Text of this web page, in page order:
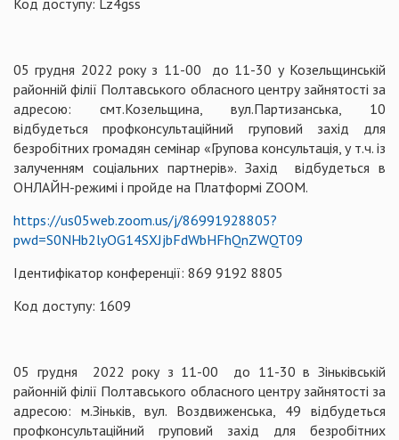
Код доступу: Lz4gss
05 грудня 2022 року з 11-00 до 11-30 у Козельщинській
районній філії Полтавського обласного центру зайнятості за
адресою: смт.Козельщина, вул.Партизанська, 10
відбудеться профконсультаційний груповий захід для
безробітних громадян семінар «Групова консультація, у т.ч. із
залученням соціальних партнерів». Захід відбудеться в
ОНЛАЙН-режимі і пройде на Платформі ZOOM.
https://us05web.zoom.us/j/86991928805?
pwd=S0NHb2lyOG14SXJjbFdWbHFhQnZWQT09
Ідентифікатор конференції: 869 9192 8805
Код доступу: 1609
05 грудня 2022 року з 11-00 до 11-30 в Зіньківській
районній філії Полтавського обласного центру зайнятості за
адресою: м.Зіньків, вул. Воздвиженська, 49 відбудеться
профконсультаційний груповий захід для безробітних